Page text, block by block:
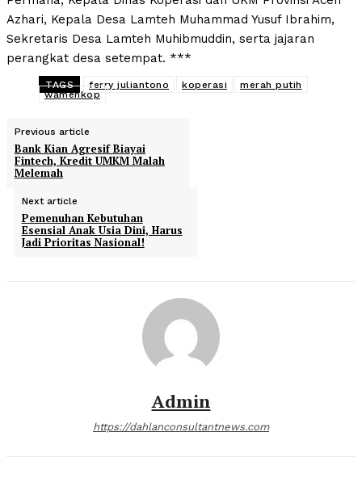
Azhari, Kepala Desa Lamteh Muhammad Yusuf Ibrahim,
Sekretaris Desa Lamteh Muhibmuddin, serta jajaran
perangkat desa setempat. ***
TAGS ferry juliantono koperasi
merah putih
wamenkop
Previous article
Bank Kian Agresif Biayai
Fintech, Kredit UMKM Malah
Melemah
Next article
Pemenuhan Kebutuhan
Esensial Anak Usia Dini, Harus
Jadi Prioritas Nasional!
Admin
https://dahlanconsultantnews.com